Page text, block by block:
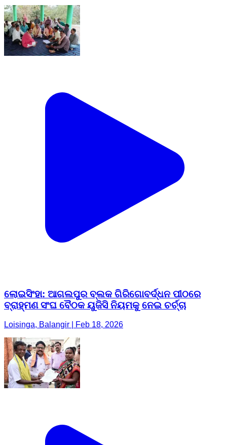
ଲୋଇସିଂହା: ଆଗଲପୁର ବ୍ଲକ ଗିରିଗୋବର୍ଦ୍ଧନ ପୀଠରେ
ବ୍ରାହ୍ମଣ ସଂଘ ବୈଠକ ୟୁଜିସି ନିୟମକୁ ନେଇ ଚର୍ଚ୍ଚା
Loisinga, Balangir | Feb 18, 2026